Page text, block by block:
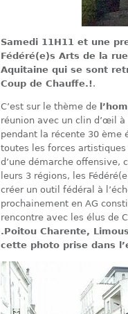
Samedi 11H11 et une
Fédéré(e)s Arts de la
Aquitaine qui se sont
Coup de Chauffe.! .
C’est sur le thème de
réunion avec un clin d’œil à
pendant la récente 30 ème
toutes les forces artistiques
d’une démarche offensive,
leurs 3 régions, les
créer un outil fédéral à
prochainement en AG
rencontre avec les élus de
.Poitou Charente,
cette photo prise dans